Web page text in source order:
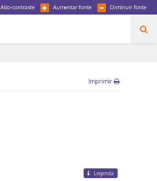
Diminuir fonte
Aumentar fonte
Alto-contraste
Imprimir
Legenda